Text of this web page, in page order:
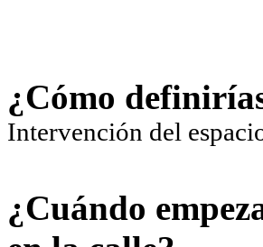
¿Cómo
Intervención del
¿Cuándo